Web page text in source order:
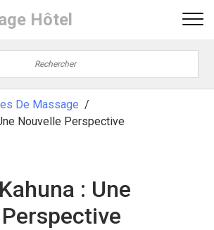
De Massage
Nouvelle Perspective
: Une